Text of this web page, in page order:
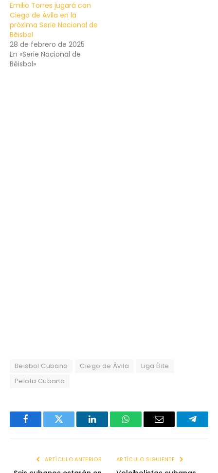
Emilio Torres jugará con
Ciego de Ávila en la
próxima Serie Nacional de
Béisbol
28 de febrero de 2025
En «Serie Nacional de
Béisbol»
Beisbol Cubano Ciego de Ávila
Liga Élite
Pelota Cubana
FacebookTwitter LinkedInWhatsAppEmail
ARTÍCULO ANTERIOR ARTÍCULO SIGUIENTE